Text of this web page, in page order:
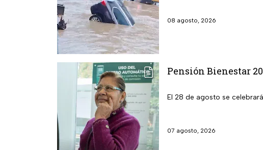
08 agosto, 2026
Pensión Bienestar
El 28 de agosto se
07 agosto, 2026